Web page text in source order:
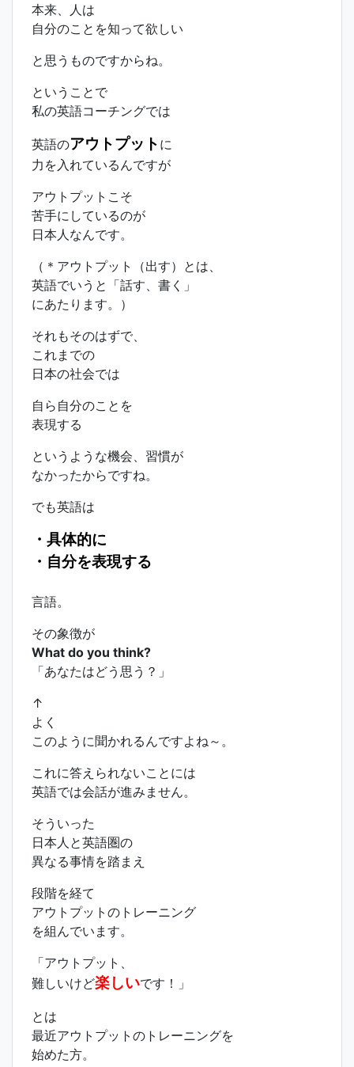
本来、人は
自分のことを知って欲しい
と思うものですからね。
ということで
私の英語コーチングでは
英語のアウトプット に
力を入れているんですが
アウトプットこそ
苦手にしているのが
日本人なんです。
（＊アウトプット（出す）とは、
英語でいうと「話す、書く」
にあたります。）
それもそのはずで、
これまでの
日本の社会では
自ら自分のことを
表現する
というような機会、習慣が
なかったからですね。
でも英語は
・具体的に
・自分を表現する
言語。
その象徴が
What do you think?
「あなたはどう思う？」
↑
よく
このように聞かれるんですよね～。
これに答えられないことには
英語では会話が進みません。
そういった
日本人と英語圏の
異なる事情を踏まえ
段階を経て
アウトプットのトレーニング
を組んでいます。
「アウトプット、
難しいけど楽しいです！」
とは
最近アウトプットのトレーニングを
始めた方。